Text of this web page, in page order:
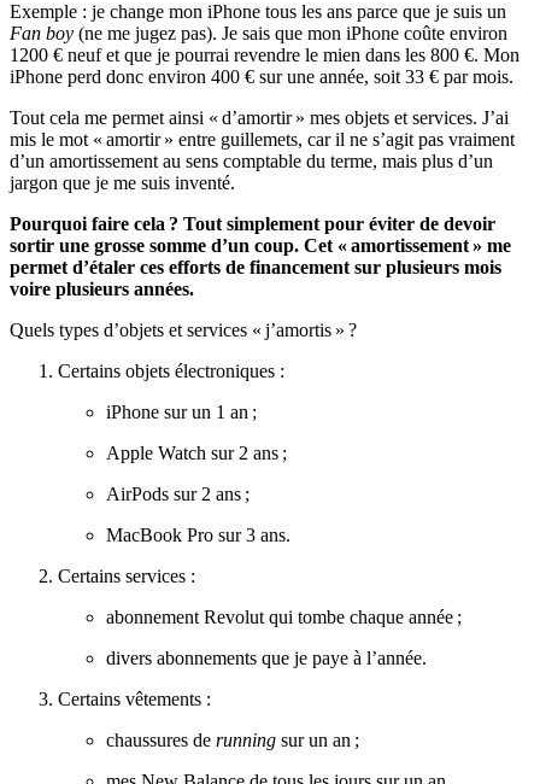
Exemple : je change mon iPhone tous les ans parce que je suis un
Fan boy (ne me jugez pas). Je sais que mon iPhone coûte environ
1200 € neuf et que je pourrai revendre le mien dans les 800 €. Mon
iPhone perd donc environ 400 € sur une année, soit 33 € par mois.
Tout cela me permet ainsi « d’amortir » mes objets et services. J’ai
mis le mot « amortir » entre guillemets, car il ne s’agit pas vraiment
d’un amortissement au sens comptable du terme, mais plus d’un
jargon que je me suis inventé.
Pourquoi faire cela ? Tout simplement pour éviter de devoir
sortir une grosse somme d’un coup. Cet « amortissement » me
permet d’étaler ces efforts de financement sur plusieurs mois
voire plusieurs années.
Quels types d’objets et services « j’amortis » ?
Certains objets électroniques :
iPhone sur un 1 an ;
Apple Watch sur 2 ans ;
AirPods sur 2 ans ;
MacBook Pro sur 3 ans.
Certains services :
abonnement Revolut qui tombe chaque année ;
divers abonnements que je paye à l’année.
Certains vêtements :
chaussures de running sur un an ;